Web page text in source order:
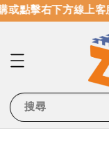
點擊右下方線上
搜尋